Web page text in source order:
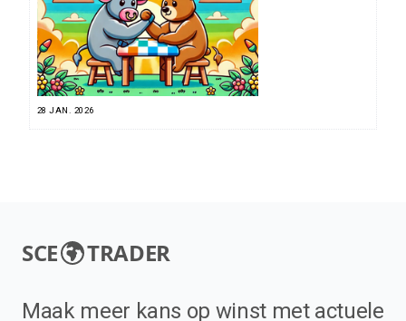
28 JAN. 2026
SCE TRADER
Maak meer kans op winst met actuele